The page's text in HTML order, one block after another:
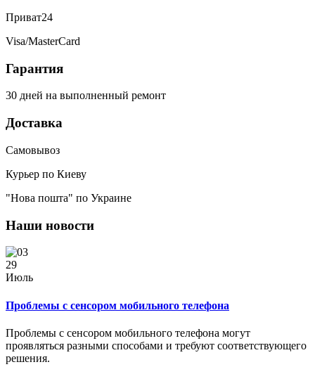
Приват24
Visa/MasterCard
Гарантия
30 дней на выполненный ремонт
Доставка
Самовывоз
Курьер по Киеву
"Нова пошта" по Украине
Наши новости
29
Июль
Проблемы с сенсором мобильного телефона
Проблемы с сенсором мобильного телефона могут
проявляться разными способами и требуют соответствующего
решения.